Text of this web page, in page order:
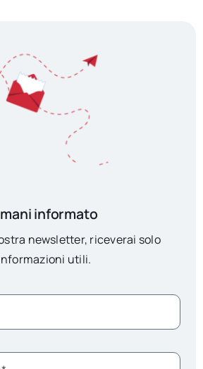
informato
newsletter, riceverai solo
utili.